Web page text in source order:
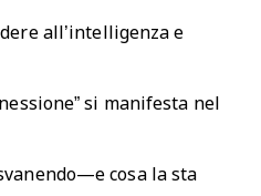
all’intelligenza e
si manifesta nel
cosa la sta